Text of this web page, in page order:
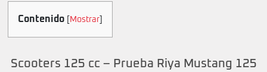
Contenido Mostrar
Scooters 125 cc – Prueba Riya Mustang 125